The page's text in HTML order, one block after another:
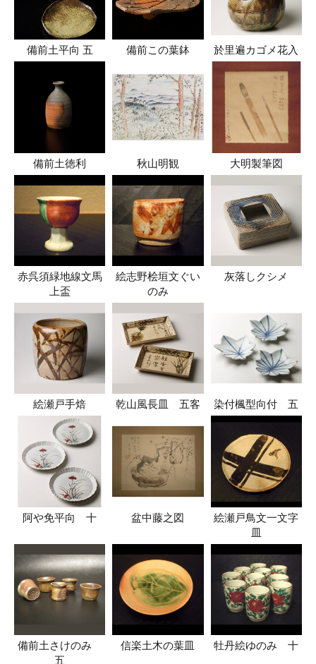
備前土平向 五 備前この葉鉢 於里遍カゴメ花入
備前土徳利 秋山明観 大明製筆図
赤呉須緑地線文馬
上盃
絵志野桧垣文ぐい
のみ
灰落しクシメ
絵瀬戸手焙 乾山風長皿 五客 染付楓型向付 五
阿や免平向 十 盆中藤之図
絵瀬戸鳥文一文字
皿
備前土さけのみ
五
信楽土木の葉皿 牡丹絵ゆのみ 十